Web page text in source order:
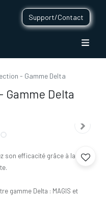
Support/Contact
- Gamme Delta
Gamme Delta
son efficacité grâce à la
gamme Delta : MAGIS et